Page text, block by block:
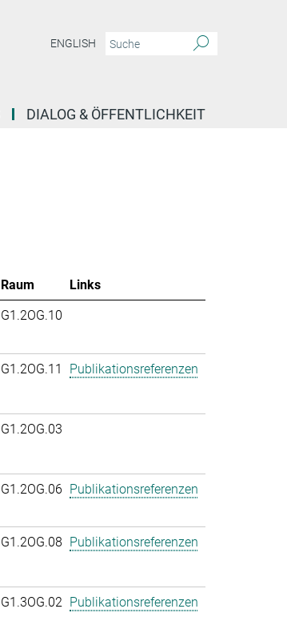
ENGLISH
DIALOG & ÖFFENTLICHKEIT
Raum
Links
G1.2OG.10
G1.2OG.11 Publikationsreferenzen
G1.2OG.03
G1.2OG.06 Publikationsreferenzen
G1.2OG.08 Publikationsreferenzen
G1.3OG.02 Publikationsreferenzen